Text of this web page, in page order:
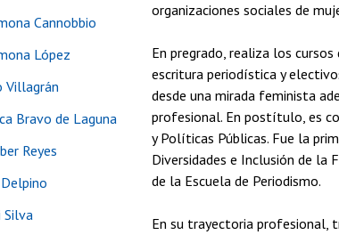
Cannobbio
López
Villagrán
Bravo de Laguna
Reyes
Silva
organizaciones sociales de
En pregrado, realiza los
escritura periodística y
desde una mirada feminista
profesional. En postítulo, es
y Políticas Públicas. Fue la
Diversidades e Inclusión de la
de la Escuela de Periodismo.
En su trayectoria profesional,